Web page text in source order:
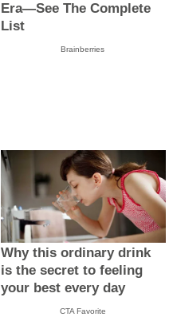
Era—See The Complete
List
Brainberries
Why this ordinary drink
is the secret to feeling
your best every day
CTA Favorite